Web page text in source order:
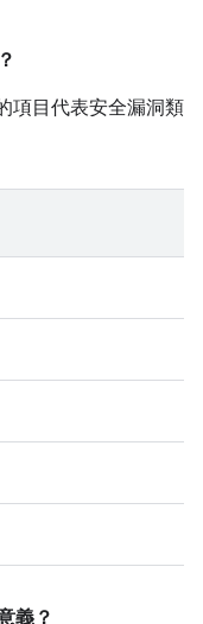
項目代表安全漏洞類
義？